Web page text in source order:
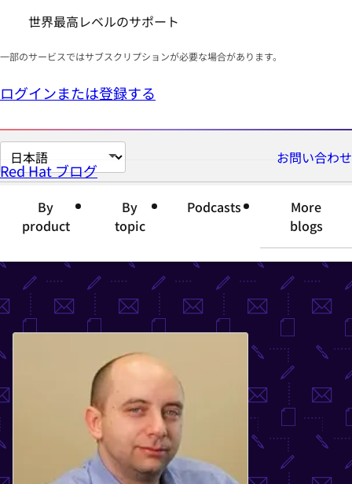
世界最高レベルのサポート
一部のサービスではサブスクリプションが必要な場合があります。
ログインまたは登録する
ペ
ー
語
選
て
く
だ
さ
い
お問い合わせ
Red Hat ブログ
By
product
By
topic
Podcasts
More
blogs